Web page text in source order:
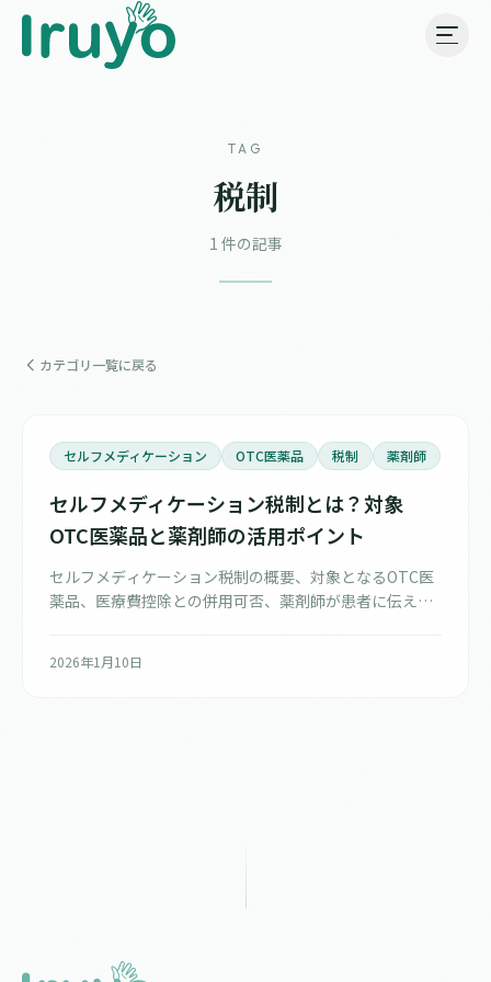
TAG
税制
1 件の記事
カテゴリ一覧に戻る
セルフメディケーション OTC医薬品 税制 薬剤師
セルフメディケーション税制とは？対象
OTC医薬品と薬剤師の活用ポイント
セルフメディケーション税制の概要、対象となるOTC医
薬品、医療費控除との併用可否、薬剤師が患者に伝える
2026年1月10日